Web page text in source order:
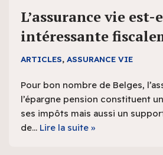
L’assurance vie
intéressante
ARTICLES, ASSURANCE VIE
Pour bon nombre de Belges,
l’épargne pension constituent
ses impôts mais aussi un
de… Lire la suite »